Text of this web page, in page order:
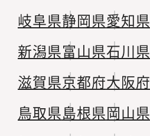
岐阜県静岡県愛知県
新潟県富山県石川県
滋賀県京都府大阪府
鳥取県島根県岡山県